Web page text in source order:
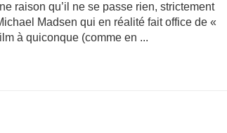
raison qu’il ne se passe rien, strictement
Madsen qui en réalité fait office de «
à quiconque (comme en ...